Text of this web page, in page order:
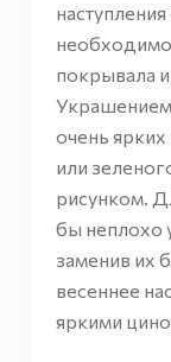
необходимо
покрывала
Украшением
очень
или
рисунком.
бы неплохо
заменив их
весеннее
яркими